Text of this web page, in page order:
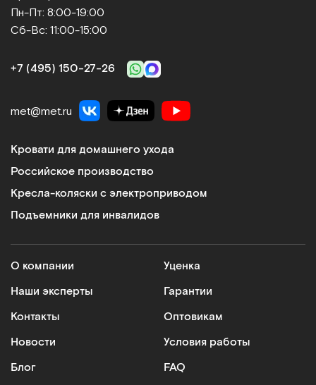
Пн-Пт: 8:00-19:00
Сб-Вс: 11:00-15:00
+7 (495) 150‑27‑26
met@met.ru
Кровати для домашнего ухода
Российское производство
Кресла-коляски с электроприводом
Подъемники для инвалидов
О компании
Наши эксперты
Контакты
Новости
Блог
Уценка
Гарантии
Оптовикам
Условия работы
FAQ